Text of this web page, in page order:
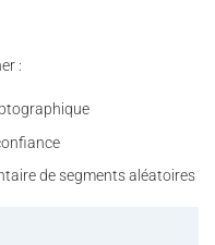
:
de segments aléatoires